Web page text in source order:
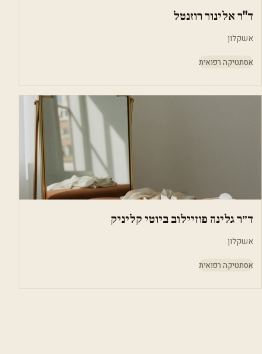
ד"ר אלינור רוזנטל
אשקלון
אסתטיקה רפואית
ד״ר גלינה פוזיילוב ביוטי קליניק
אשקלון
אסתטיקה רפואית